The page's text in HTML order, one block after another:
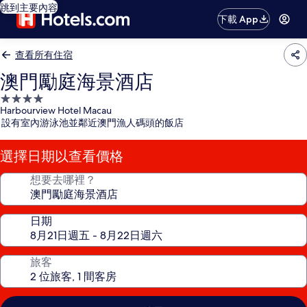
跳到主要內容
下載 App
查看所有住宿
澳門勵庭海景酒店
4.0
星
級
住
宿
Harbourview Hotel Macau
設有室內游泳池並鄰近澳門漁人碼頭的飯店
選擇日期以查看價格
想要去哪裡？
日期
旅客